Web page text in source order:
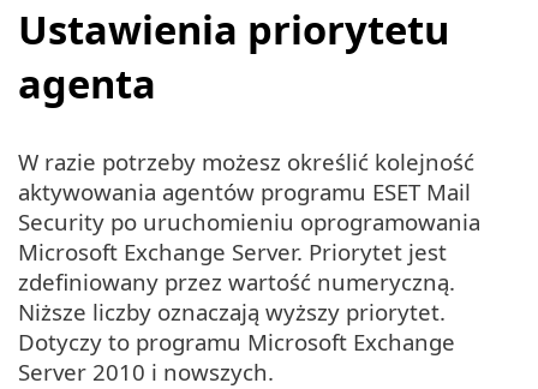
Ustawienia priorytetu
agenta
W razie potrzeby możesz określić kolejność
aktywowania agentów programu ESET Mail
Security po uruchomieniu oprogramowania
Microsoft Exchange Server. Priorytet jest
zdefiniowany przez wartość numeryczną.
Niższe liczby oznaczają wyższy priorytet.
Dotyczy to programu Microsoft Exchange
Server 2010 i nowszych.